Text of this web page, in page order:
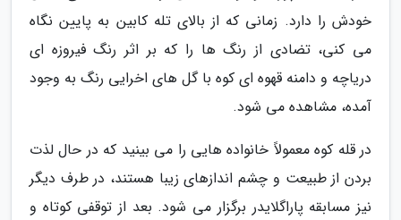
خودش را دارد. زمانی که از بالای تله کابین به پایین نگاه
می کنی، تضادی از رنگ ها را که بر اثر رنگ فیروزه ای
دریاچه و دامنه قهوه ای کوه با گل های اخرایی رنگ به وجود
آمده، مشاهده می شود.
در قله کوه معمولاً خانواده هایی را می بینید که در حال لذت
بردن از طبیعت و چشم اندازهای زیبا هستند، در طرف دیگر
نیز مسابقه پاراگلایدر برگزار می شود. بعد از توقفی کوتاه و